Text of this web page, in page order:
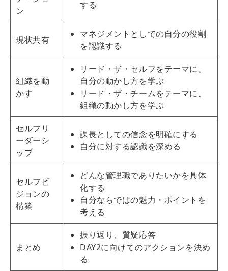
ン
する
現状共有
マネジメントとしての自分の役割
を認識する
組織を動
かす
リード・ザ・セルフをテーマに、
自分の動かし方を学ぶ
リード・ザ・チームをテーマに、
組織の動かし方を学ぶ
セルフリ
ーダーシ
ップ
課長としての信念を明確にする
自分に対する認識を深める
セルフビ
ジョンの
構築
どんな管理職でありたいかを具体
化する
自分ならではの魅力・ポイントを
考える
まとめ
振り返り、質疑応答
DAY2に向けてのアクションを決め
る